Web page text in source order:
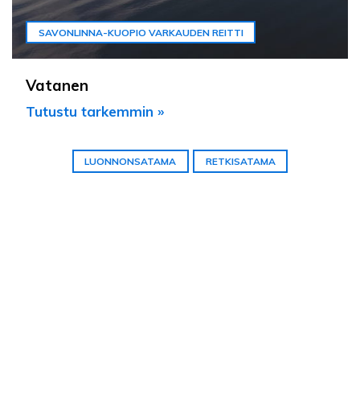
SAVONLINNA-KUOPIO VARKAUDEN REITTI
Vatanen
Tutustu tarkemmin »
LUONNONSATAMA RETKISATAMA